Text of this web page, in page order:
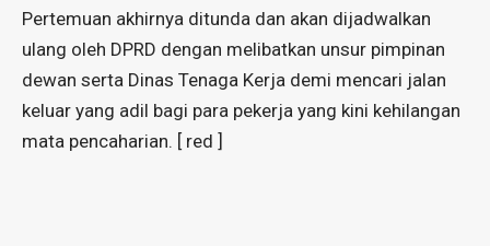
Pertemuan akhirnya ditunda dan akan dijadwalkan
ulang oleh DPRD dengan melibatkan unsur pimpinan
dewan serta Dinas Tenaga Kerja demi mencari jalan
keluar yang adil bagi para pekerja yang kini kehilangan
mata pencaharian. [ red ]